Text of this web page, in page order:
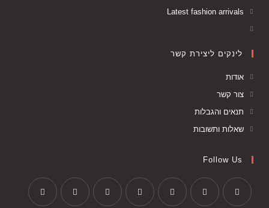
Latest fashion arrivals
לינקים ליצירת קשר
אודות
צור קשר
תנאים והגבלות
שאלות ותשובות
Follow Us